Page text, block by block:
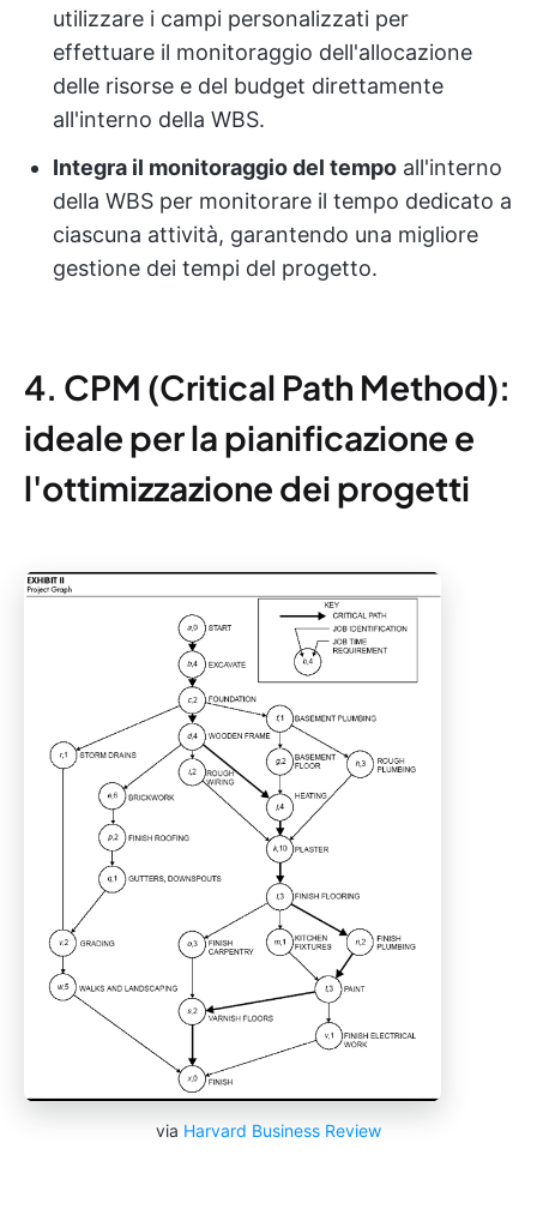
utilizzare i campi personalizzati per
effettuare il monitoraggio dell'allocazione
delle risorse e del budget direttamente
all'interno della WBS.
Integra il monitoraggio del tempo all'interno
della WBS per monitorare il tempo dedicato a
ciascuna attività, garantendo una migliore
gestione dei tempi del progetto.
4. CPM (Critical Path Method):
ideale per la pianificazione e
l'ottimizzazione dei progetti
via Harvard Business Review